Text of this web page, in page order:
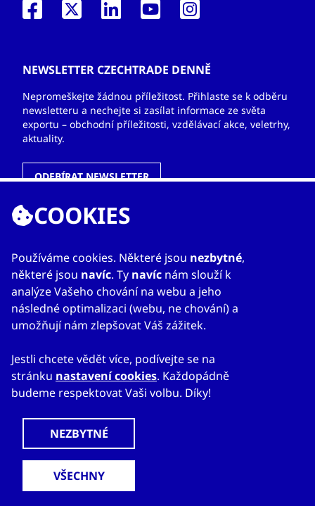
NEWSLETTER CZECHTRADE DENNĚ
Nepromeškejte žádnou příležitost. Přihlaste se k odběru
newsletteru a nechejte si zasílat informace ze světa
exportu – obchodní příležitosti, vzdělávací akce, veletrhy,
aktuality.
ODEBÍRAT NEWSLETTER
ODKAZY
O nás
Zahraniční kanceláře
Služby
Kontakty
© 2023
CzechTrade
Mapa webu
Ochrana osobních údajů
COOKIES
Používáme cookies. Některé jsou nezbytné,
některé jsou navíc. Ty navíc nám slouží k
analýze Vašeho chování na webu a jeho
následné optimalizaci (webu, ne chování) a
umožňují nám zlepšovat Váš zážitek.
Jestli chcete vědět více, podívejte se na
stránku nastavení cookies. Každopádně
budeme respektovat Vaši volbu. Díky!